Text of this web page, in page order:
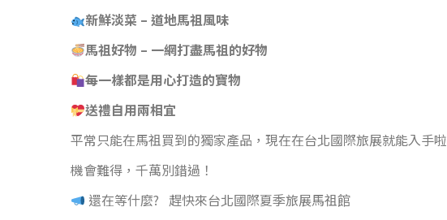
新鮮淡菜 – 道地馬祖風味
馬祖好物 – 一網打盡馬祖的好物
每一樣都是用心打造的寶物
送禮自用兩相宜
平常只能在馬祖買到的獨家產品，現在在台北國際旅展就能入手啦
機會難得，千萬別錯過！
還在等什麼? 趕快來台北國際夏季旅展馬祖館